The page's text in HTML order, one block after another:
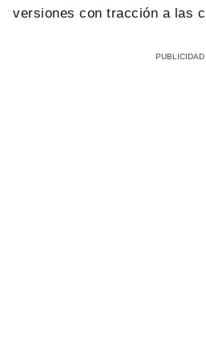
versiones con tracción a las